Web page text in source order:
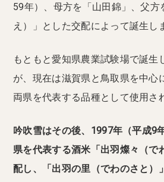
59年）、母方を「山田錦」、父方
え）」とした交配によって誕生し
もともと愛知県農業試験場で誕生
が、現在は滋賀県と鳥取県を中心
両県を代表する品種として使用さ
吟吹雪はその後、1997年（平成9
県を代表する酒米「出羽燦々（で
配し、「出羽の里（でわのさと）